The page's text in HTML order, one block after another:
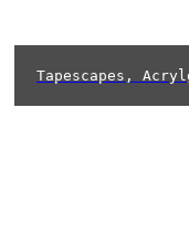
Tapescapes,